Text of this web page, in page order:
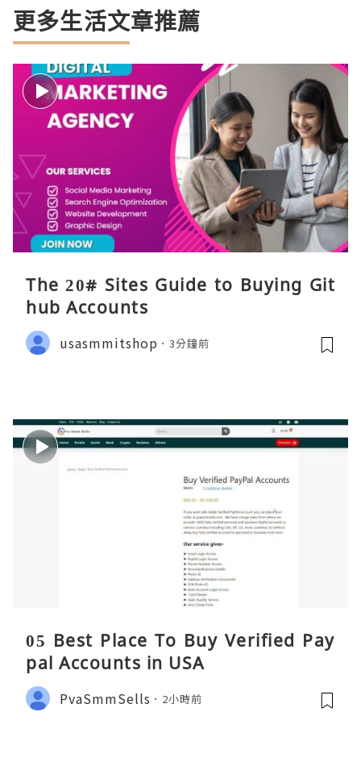
更多生活文章推薦
The 20# Sites Guide to Buying Git
hub Accounts
usasmmitshop 3分鐘前
05 Best Place To Buy Verified Pay
pal Accounts in USA
PvaSmmSells 2小時前